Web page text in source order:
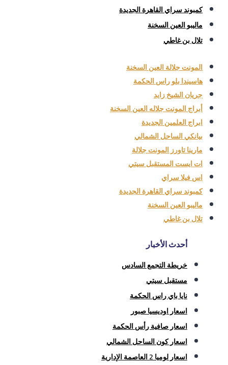
كمبوند سراي القاهرة الجديدة
ماليبو العين السخنة
تلال بن غاطي
المونت جلالة العين السخنة
هاسيندا بلو راس الحكمة
جريان الشيخ زايد
أبراج المونت جلاله العين السخنة
ابراج العلمين الجديدة
بيانكي الساحل الشمالي
مارينا تاورز المونت جلالة
ات ايست المستقبل سيتي
اس فيلا سراي
كمبوند سراي القاهرة الجديدة
ماليبو العين السخنة
تلال بن غاطي
أحدث الأخبار
خريطة التجمع السادس
مستقبل سيتي
نايا باي راس الحكمة
اسعار اوديسيا صبور
اسعار صافية رأس الحكمة
اسعار كون الساحل الشمالي
اسعار لوميا 2 العاصمة الإدارية